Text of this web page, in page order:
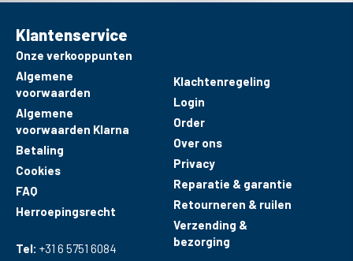
Klantenservice
Onze verkooppunten
Algemene
voorwaarden
Algemene
voorwaarden Klarna
Betaling
Cookies
FAQ
Herroepingsrecht
Tel: +31 6 5751 6084
Klachtenregeling
Login
Order
Over ons
Privacy
Reparatie & garantie
Retourneren & ruilen
Verzending &
bezorging